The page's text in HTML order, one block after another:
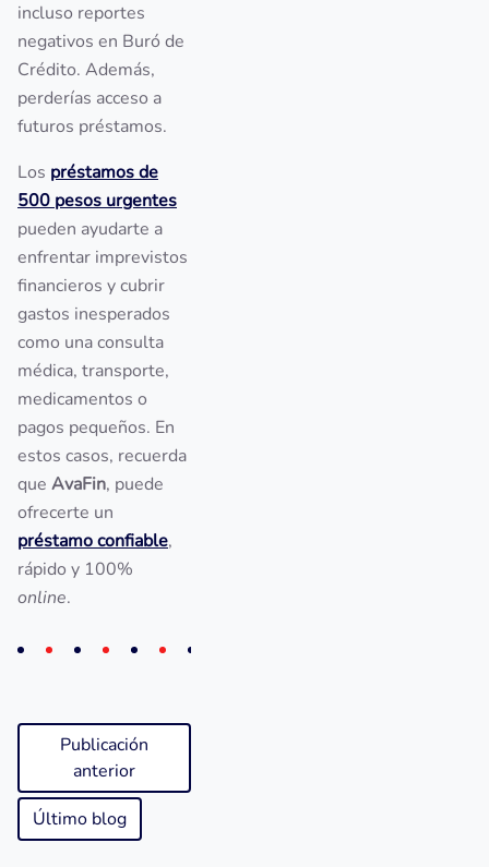
incluso reportes
negativos en Buró de
Crédito. Además,
perderías acceso a
futuros préstamos.
Los préstamos de
500 pesos urgentes
pueden ayudarte a
enfrentar imprevistos
financieros y cubrir
gastos inesperados
como una consulta
médica, transporte,
medicamentos o
pagos pequeños. En
estos casos, recuerda
que AvaFin, puede
ofrecerte un
préstamo confiable,
rápido y 100%
online.
Publicación
anterior
Último blog